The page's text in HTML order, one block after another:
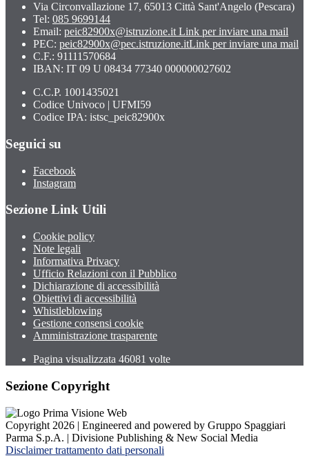
Via Circonvallazione 17, 65013 Città Sant'Angelo (Pescara)
Tel: 085 9699144
Email: peic82900x@istruzione.it Link per inviare una mail
PEC: peic82900x@pec.istruzione.itLink per inviare una mail
C.F.: 91111570684
IBAN: IT 09 U 08434 77340 000000027602
C.C.P. 1001435021
Codice Univoco | UFMI59
Codice IPA: istsc_peic82900x
Seguici su
Facebook
Instagram
Sezione Link Utili
Cookie policy
Note legali
Informativa Privacy
Ufficio Relazioni con il Pubblico
Dichiarazione di accessibilità
Obiettivi di accessibilità
Whistleblowing
Gestione consensi cookie
Amministrazione trasparente
Pagina visualizzata 46081 volte
Sezione Copyright
Copyright 2026 | Engineered and powered by Gruppo Spaggiari
Parma S.p.A. | Divisione Publishing & New Social Media
Disclaimer trattamento dati personali